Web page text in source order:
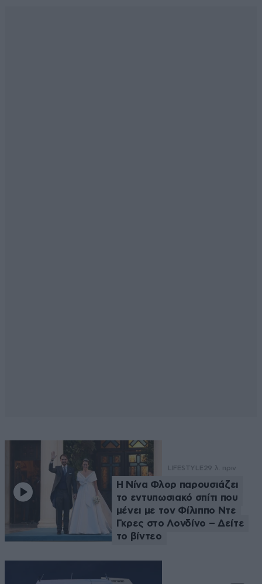
LIFESTYLE29 λ. πριν
Η Νίνα Φλορ παρουσιάζει
το εντυπωσιακό σπίτι που
μένει με τον Φίλιππο Ντε
Γκρες στο Λονδίνο – Δείτε
το βίντεο